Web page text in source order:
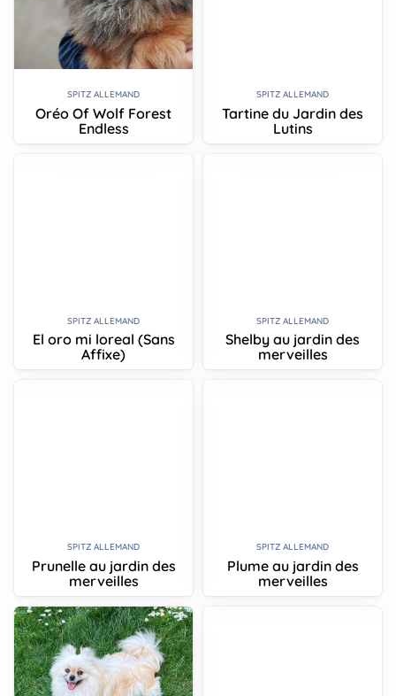
SPITZ ALLEMAND
Oréo Of Wolf Forest
Endless
SPITZ ALLEMAND
Tartine du Jardin des
Lutins
SPITZ ALLEMAND
El oro mi loreal (Sans
Affixe)
SPITZ ALLEMAND
Shelby au jardin des
merveilles
SPITZ ALLEMAND
Prunelle au jardin des
merveilles
SPITZ ALLEMAND
Plume au jardin des
merveilles